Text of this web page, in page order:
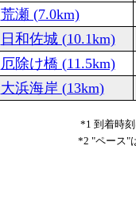
荒瀬 (7.0km)
日和佐城 (10.1km)
厄除け橋 (11.5km)
大浜海岸 (13km)
*1 到着時
*2 "ペース"